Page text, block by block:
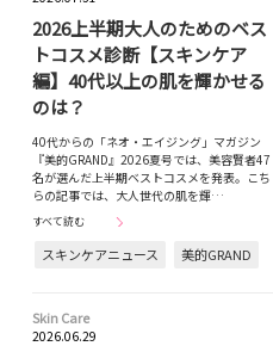
2026上半期大人のためのベス
トコスメ診断【スキンケア
編】40代以上の肌を輝かせる
のは？
40代からの「ネオ・エイジング」マガジン
『美的GRAND』2026夏号では、美容賢者47
名が選んだ上半期ベストコスメを発表。こち
らの記事では、大人世代の肌を輝…
すべて読む
スキンケアニュース 美的GRAND
Skin Care
2026.06.29